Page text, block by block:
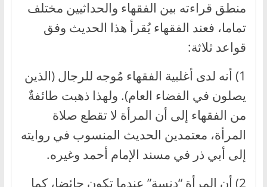
منطق قراءته بين الفقهاء والحداثيين مختلف
تماما، فعند الفقهاء يُقرأ هذا الحديث وفق
قواعد ثلاثة:
1) أنه لدى أغلبية الفقهاء مُوجه للرجال (الذين
يصلون في الفضاء العام). ولهذا ذهبت طائفةٌ
من الفقهاء إلى أن المرأة لا تقطع صلاة
المرأة، معتمدين الحديث المنسوب في روايته
إلى أبي ذر في مسند الإمام أحمد وغيره.
2) أن المرأة “دنسة” عندما تكون حائضا، كما